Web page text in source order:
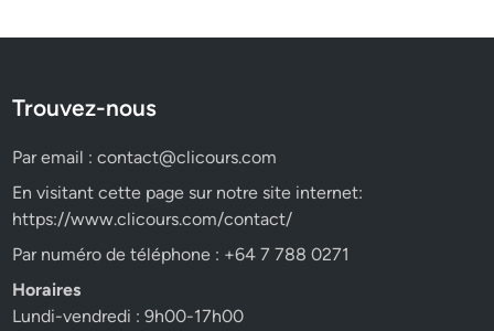
Trouvez-nous
Par email :contact@clicours.com
En visitant cette page sur notre site internet:
https://www.clicours.com/contact/
Par numéro de téléphone : +64 7 788 0271
Horaires
Lundi-vendredi : 9h00-17h00